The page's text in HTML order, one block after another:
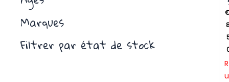
Marques
Filtrer par état de stock
R
u